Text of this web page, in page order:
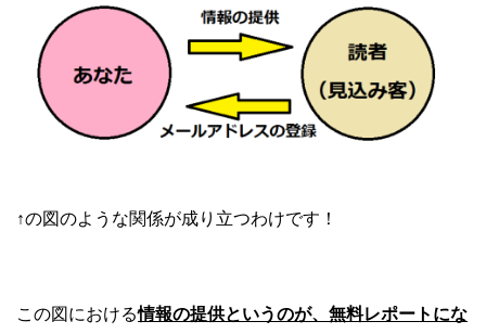
↑の図のような関係が成り立つわけです！
この図における情報の提供というのが、無料レポートにな